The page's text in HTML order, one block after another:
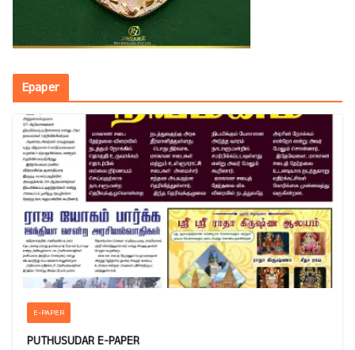
Epaper
E-PAPER
PUTHUSUDAR E-PAPER